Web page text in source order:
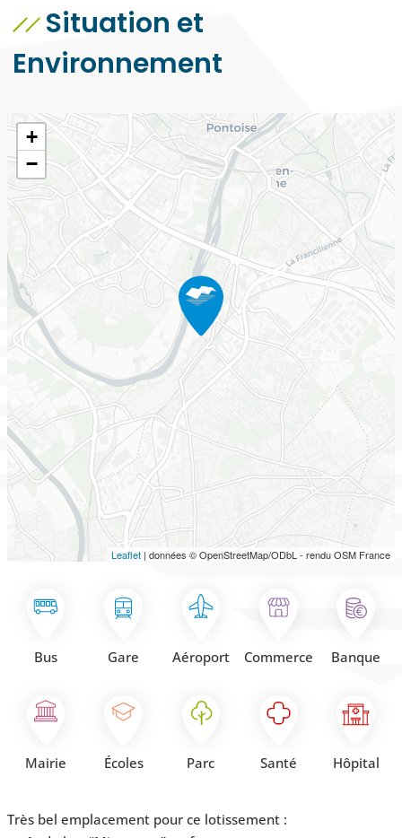
Situation et
Environnement
+
−
Leaflet | données © OpenStreetMap/ODbL - rendu OSM France
Bus Gare Aéroport Commerce Banque
Mairie Écoles Parc Santé Hôpital
Très bel emplacement pour ce lotissement :